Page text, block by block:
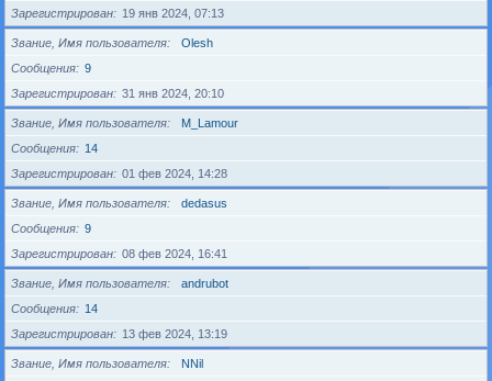
Зарегистрирован
19 янв 2024, 07:13
Звание, Имя пользователя
Olesh
Сообщения
9
Зарегистрирован
31 янв 2024, 20:10
Звание, Имя пользователя
M_Lamour
Сообщения
14
Зарегистрирован
01 фев 2024, 14:28
Звание, Имя пользователя
dedasus
Сообщения
9
Зарегистрирован
08 фев 2024, 16:41
Звание, Имя пользователя
andrubot
Сообщения
14
Зарегистрирован
13 фев 2024, 13:19
Звание, Имя пользователя
NNil